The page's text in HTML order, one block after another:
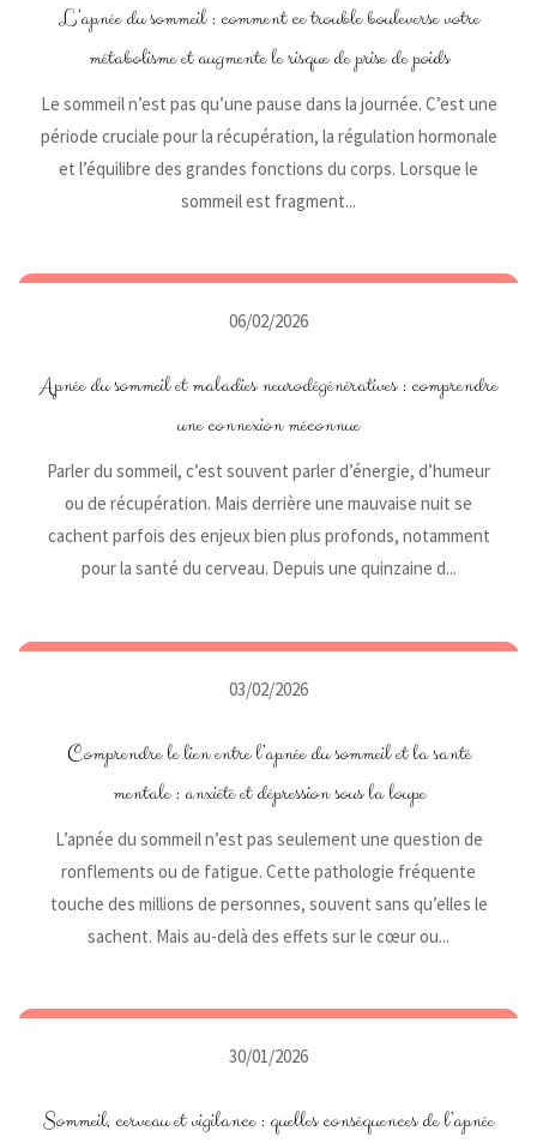
L’apnée du sommeil : comment ce trouble bouleverse votre
métabolisme et augmente le risque de prise de poids
Le sommeil n’est pas qu’une pause dans la journée. C’est une
période cruciale pour la récupération, la régulation hormonale
et l’équilibre des grandes fonctions du corps. Lorsque le
sommeil est fragment...
06/02/2026
Apnée du sommeil et maladies neurodégénératives : comprendre
une connexion méconnue
Parler du sommeil, c’est souvent parler d’énergie, d’humeur
ou de récupération. Mais derrière une mauvaise nuit se
cachent parfois des enjeux bien plus profonds, notamment
pour la santé du cerveau. Depuis une quinzaine d...
03/02/2026
Comprendre le lien entre l’apnée du sommeil et la santé
mentale : anxiété et dépression sous la loupe
L’apnée du sommeil n’est pas seulement une question de
ronflements ou de fatigue. Cette pathologie fréquente
touche des millions de personnes, souvent sans qu’elles le
sachent. Mais au-delà des effets sur le cœur ou...
30/01/2026
Sommeil, cerveau et vigilance : quelles conséquences de l’apnée